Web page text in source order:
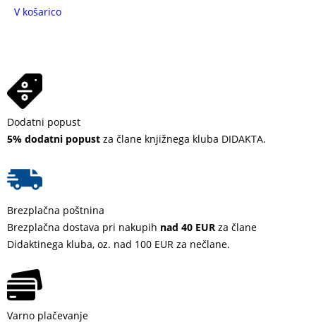
V košarico
Dodatni popust
5% dodatni popust za člane knjižnega kluba DIDAKTA.
Brezplačna poštnina
Brezplačna dostava pri nakupih nad 40 EUR za člane
Didaktinega kluba, oz. nad 100 EUR za nečlane.
Varno plačevanje